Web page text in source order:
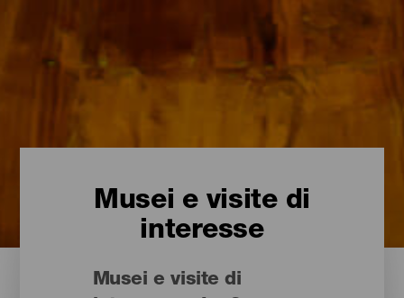
Musei e visite di
interesse
Musei e visite di